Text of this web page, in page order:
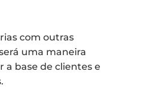
com outras
uma maneira
a base de clientes e